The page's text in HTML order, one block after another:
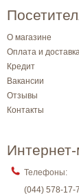
О магазине
Оплата и
Кредит
Вакансии
Отзывы
Контакты
Телефоны:
(044) 578-17-